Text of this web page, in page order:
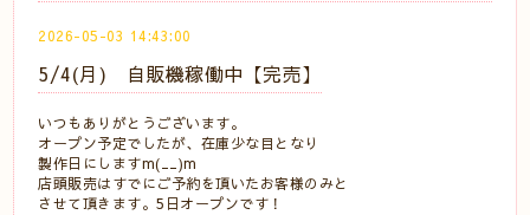
2026-05-03 14:43:00
5/4(月) 自販機稼働中【完売】
いつもありがとうございます。
オープン予定でしたが、在庫少な目となり
製作日にしますm(__)m
店頭販売はすでにご予約を頂いたお客様のみと
させて頂きます。5日オープンです！